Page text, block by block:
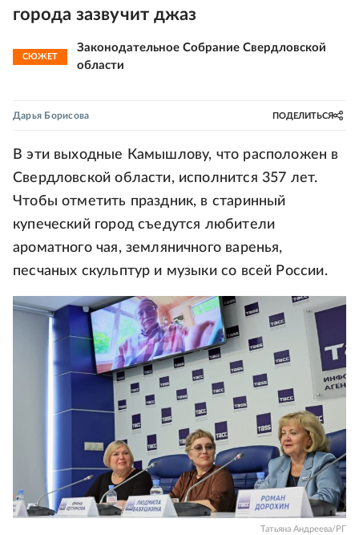
города зазвучит джаз
СЮЖЕТ
Законодательное Собрание Свердловской
области
Дарья Борисова ПОДЕЛИТЬСЯ
В эти выходные Камышлову, что расположен в
Свердловской области, исполнится 357 лет.
Чтобы отметить праздник, в старинный
купеческий город съедутся любители
ароматного чая, земляничного варенья,
песчаных скульптур и музыки со всей России.
Татьяна Андреева/РГ